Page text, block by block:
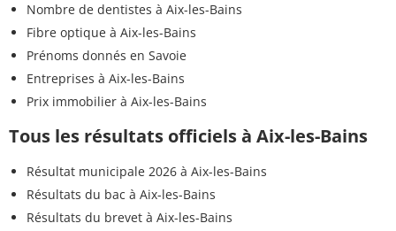
Nombre de dentistes à Aix-les-Bains
Fibre optique à Aix-les-Bains
Prénoms donnés en Savoie
Entreprises à Aix-les-Bains
Prix immobilier à Aix-les-Bains
Tous les résultats officiels à Aix-les-Bains
Résultat municipale 2026 à Aix-les-Bains
Résultats du bac à Aix-les-Bains
Résultats du brevet à Aix-les-Bains